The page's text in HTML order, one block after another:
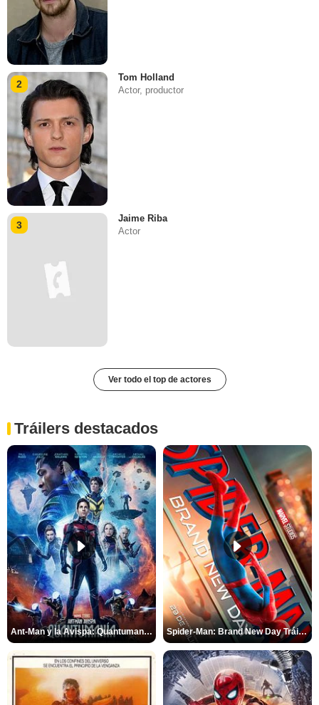
2
Tom Holland
Actor, productor
3
Jaime Riba
Actor
Ver todo el top de actores
Tráilers destacados
Ant-Man y la Avispa: Quantumanía Tráiler (2) Spider-Man: Brand New Day Tráiler (3)